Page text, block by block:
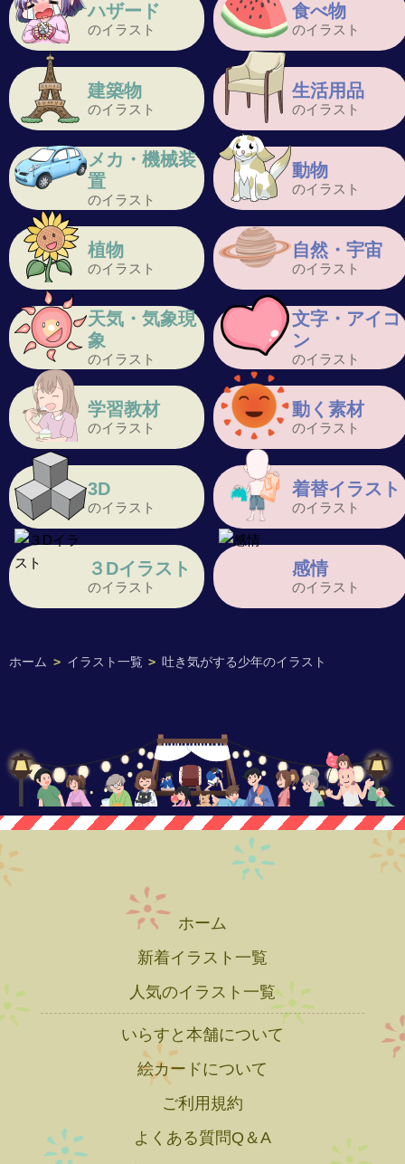
ホーム > イラスト一覧 > 吐き気がする少年のイラスト
ハザード
のイラスト
食べ物
のイラスト
建築物
のイラスト
生活用品
のイラスト
メカ・機械装
置
のイラスト
動物
のイラスト
植物
のイラスト
自然・宇宙
のイラスト
天気・気象現
象
のイラスト
文字・アイコ
ン
のイラスト
学習教材
のイラスト
動く素材
のイラスト
3D
のイラスト
着替イラスト
のイラスト
３Dイラスト
のイラスト
感情
のイラスト
ホーム
新着イラスト一覧
人気のイラスト一覧
いらすと本舗について
絵カードについて
ご利用規約
よくある質問Q＆A